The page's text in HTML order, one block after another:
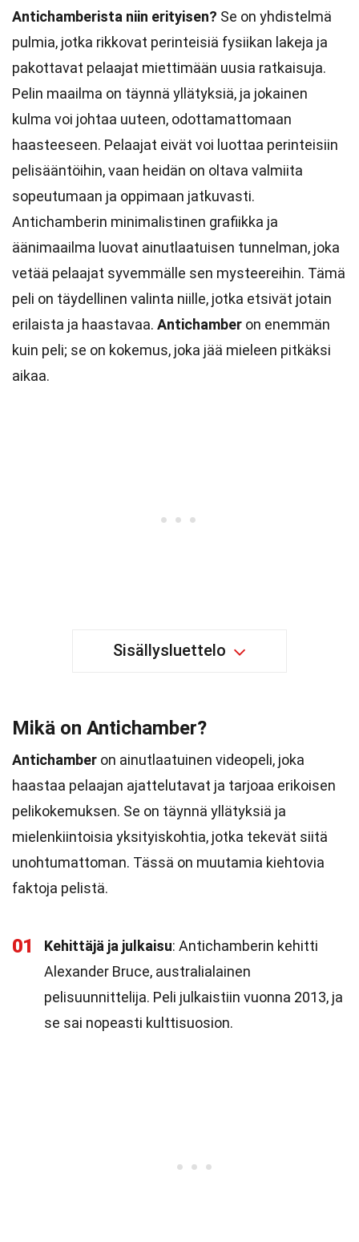
Antichamberista niin erityisen? Se on yhdistelmä
pulmia, jotka rikkovat perinteisiä fysiikan lakeja ja
pakottavat pelaajat miettimään uusia ratkaisuja.
Pelin maailma on täynnä yllätyksiä, ja jokainen
kulma voi johtaa uuteen, odottamattomaan
haasteeseen. Pelaajat eivät voi luottaa perinteisiin
pelisääntöihin, vaan heidän on oltava valmiita
sopeutumaan ja oppimaan jatkuvasti.
Antichamberin minimalistinen grafiikka ja
äänimaailma luovat ainutlaatuisen tunnelman, joka
vetää pelaajat syvemmälle sen mysteereihin. Tämä
peli on täydellinen valinta niille, jotka etsivät jotain
erilaista ja haastavaa. Antichamber on enemmän
kuin peli; se on kokemus, joka jää mieleen pitkäksi
aikaa.
Sisällysluettelo
Mikä on Antichamber?
Antichamber on ainutlaatuinen videopeli, joka
haastaa pelaajan ajattelutavat ja tarjoaa erikoisen
pelikokemuksen. Se on täynnä yllätyksiä ja
mielenkiintoisia yksityiskohtia, jotka tekevät siitä
unohtumattoman. Tässä on muutamia kiehtovia
faktoja pelistä.
01 Kehittäjä ja julkaisu: Antichamberin kehitti
Alexander Bruce, australialainen
pelisuunnittelija. Peli julkaistiin vuonna 2013, ja
se sai nopeasti kulttisuosion.